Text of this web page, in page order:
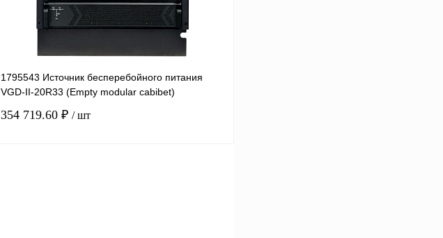
1795543 Источник бесперебойного питания
VGD-II-20R33 (Empty modular cabibet)
354 719.60 ₽ / шт